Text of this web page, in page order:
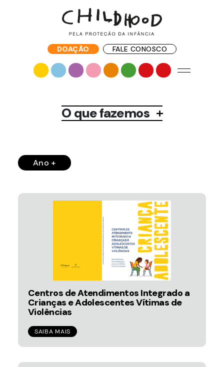
DOAÇÃO FALE CONOSCO
O que fazemos
Ano +
Centros de Atendimentos Integrado a
Crianças e Adolescentes Vítimas de
Violências
SAIBA MAIS